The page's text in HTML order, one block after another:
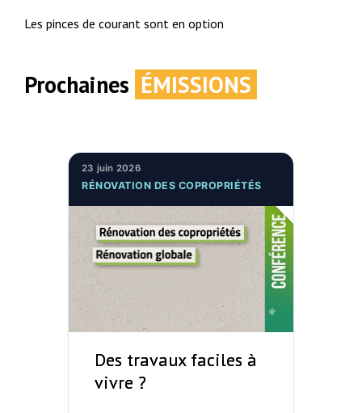
Les pinces de courant sont en option
Prochaines ÉMISSIONS
23 juin 2026
RÉNOVATION DES COPROPRIÉTÉS
Des travaux faciles à
vivre ?